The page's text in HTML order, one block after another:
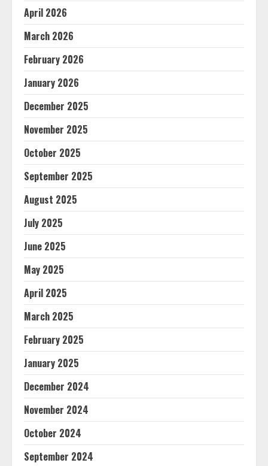
April 2026
March 2026
February 2026
January 2026
December 2025
November 2025
October 2025
September 2025
August 2025
July 2025
June 2025
May 2025
April 2025
March 2025
February 2025
January 2025
December 2024
November 2024
October 2024
September 2024